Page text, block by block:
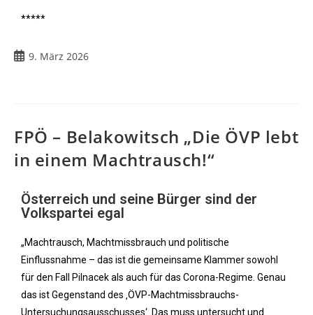
*****
9. März 2026
FPÖ – Belakowitsch „Die ÖVP lebt
in einem Machtrausch!“
Österreich und seine Bürger sind der
Volkspartei egal
„Machtrausch, Machtmissbrauch und politische
Einflussnahme – das ist die gemeinsame Klammer sowohl
für den Fall Pilnacek als auch für das Corona-Regime. Genau
das ist Gegenstand des ‚ÖVP-Machtmissbrauchs-
Untersuchungsausschusses‘. Das muss untersucht und